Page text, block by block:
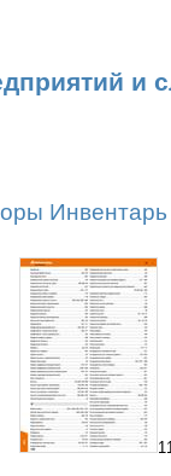
и
Инвентарь